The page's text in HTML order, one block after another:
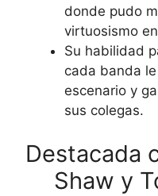
donde pudo
virtuosismo
Su habilidad
cada banda
escenario y
sus colegas.
Destacada
Shaw y